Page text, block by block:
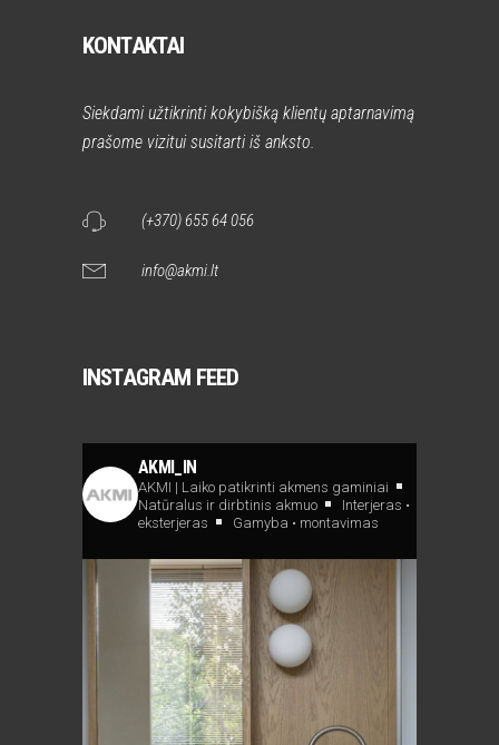
KONTAKTAI
Siekdami užtikrinti kokybišką klientų aptarnavimą
prašome vizitui susitarti iš anksto.
(+370) 655 64 056
info@akmi.lt
INSTAGRAM FEED
AKMI_IN
AKMI | Laiko patikrinti akmens gaminiai
Natūralus ir dirbtinis akmuo
Interjeras •
eksterjeras
Gamyba • montavimas